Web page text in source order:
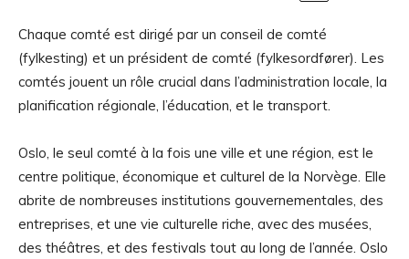
Chaque comté est dirigé par un conseil de comté
(fylkesting) et un président de comté (fylkesordfører). Les
comtés jouent un rôle crucial dans l’administration locale, la
planification régionale, l’éducation, et le transport.
Oslo, le seul comté à la fois une ville et une région, est le
centre politique, économique et culturel de la Norvège. Elle
abrite de nombreuses institutions gouvernementales, des
entreprises, et une vie culturelle riche, avec des musées,
des théâtres, et des festivals tout au long de l’année. Oslo